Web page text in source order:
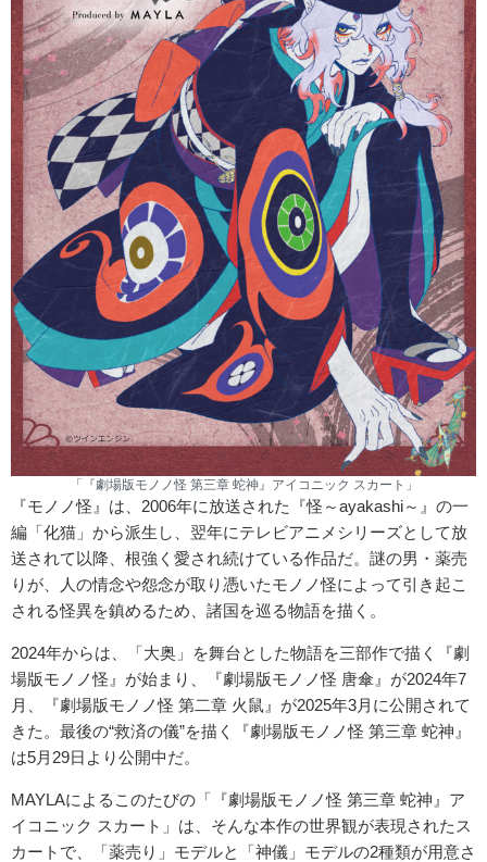
「『劇場版モノノ怪 第三章 蛇神』アイコニック スカート」
『モノノ怪』は、2006年に放送された『怪～ayakashi～』の一
編「化猫」から派生し、翌年にテレビアニメシリーズとして放
送されて以降、根強く愛され続けている作品だ。謎の男・薬売
りが、人の情念や怨念が取り憑いたモノノ怪によって引き起こ
される怪異を鎮めるため、諸国を巡る物語を描く。
2024年からは、「大奥」を舞台とした物語を三部作で描く『劇
場版モノノ怪』が始まり、『劇場版モノノ怪 唐傘』が2024年7
月、『劇場版モノノ怪 第二章 火鼠』が2025年3月に公開されて
きた。最後の“救済の儀”を描く『劇場版モノノ怪 第三章 蛇神』
は5月29日より公開中だ。
MAYLAによるこのたびの「『劇場版モノノ怪 第三章 蛇神』ア
イコニック スカート」は、そんな本作の世界観が表現されたス
カートで、「薬売り」モデルと「神儀」モデルの2種類が用意さ